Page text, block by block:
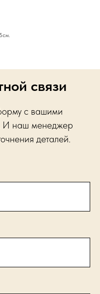
связи
с вашими
И наш менеджер
деталей.